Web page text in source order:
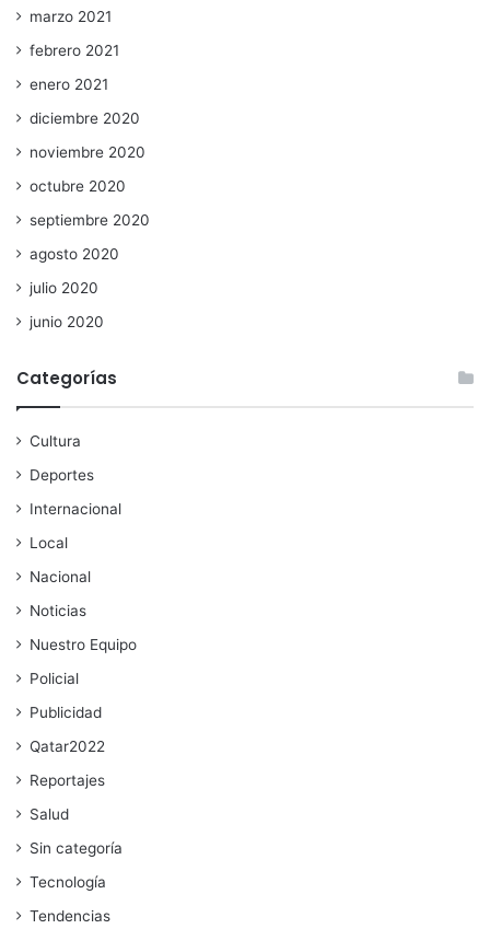
marzo 2021
febrero 2021
enero 2021
diciembre 2020
noviembre 2020
octubre 2020
septiembre 2020
agosto 2020
julio 2020
junio 2020
Categorías
Cultura
Deportes
Internacional
Local
Nacional
Noticias
Nuestro Equipo
Policial
Publicidad
Qatar2022
Reportajes
Salud
Sin categoría
Tecnología
Tendencias